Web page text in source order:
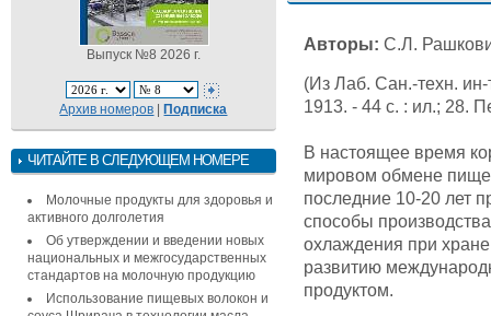
Выпуск №8 2026 г.
Архив номеров |Подписка
ЧИТАЙТЕ В СЛЕДУЮЩЕМ НОМЕРЕ
Молочные продукты для здоровья и
активного долголетия
Об утверждении и введении новых
национальных и межгосударственных
стандартов на молочную продукцию
Использование пищевых волокон и
Авторы: С.Л.
(Из Лаб. Сан.-техн. ин-
1913. - 44 с. : ил.; 28.
В настоящее время
мировом обмене
последние 10-20 лет
способы
охлаждения при
развитию
продуктом.